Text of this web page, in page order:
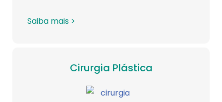
Saiba mais >
Cirurgia Plástica